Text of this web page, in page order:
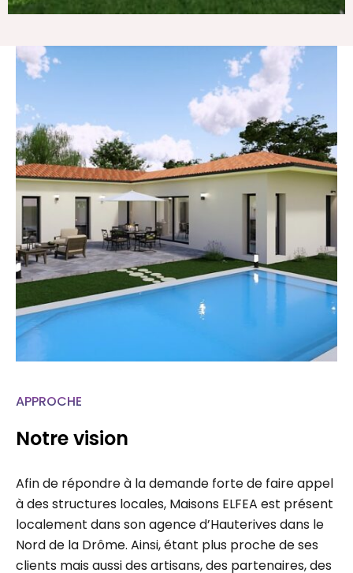
APPROCHE
Notre vision
à des structures locales, Maisons ELFEA est présent
localement dans son agence d’Hauterives dans le
Nord de la Drôme. Ainsi, étant plus proche de ses
clients mais aussi des artisans, des partenaires, des